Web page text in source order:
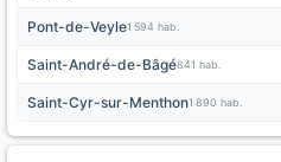
Pont-de-Veyle1 594 hab.
Saint-André-de-Bâgé841 hab.
Saint-Cyr-sur-Menthon1 890 hab.